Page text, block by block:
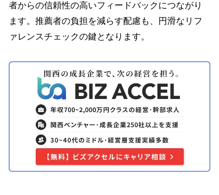
者からの信頼性の高いフィードバックにつながり
ます。推薦者の負担を減らす配慮も、円滑なリフ
ァレンスチェックの鍵となります。